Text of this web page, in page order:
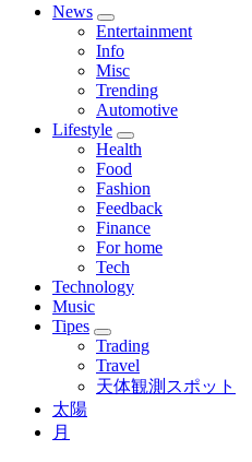
News
Entertainment
Info
Misc
Trending
Automotive
Lifestyle
Health
Food
Fashion
Feedback
Finance
For home
Tech
Technology
Music
Tipes
Trading
Travel
天体観測スポット
太陽
月